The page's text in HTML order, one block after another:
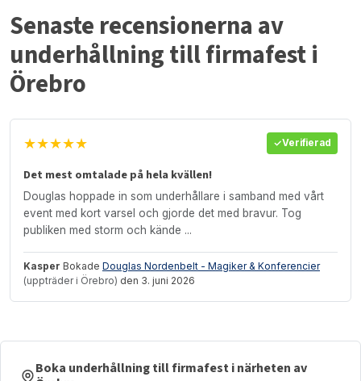
Senaste recensionerna av
underhållning till firmafest i
Örebro
★★★★★ Verifierad
Det mest omtalade på hela kvällen!
Douglas hoppade in som underhållare i samband med vårt
event med kort varsel och gjorde det med bravur. Tog
publiken med storm och kände ...
Kasper Bokade Douglas Nordenbelt - Magiker & Konferencier
(uppträder i Örebro) den 3. juni 2026
Boka underhållning till firmafest i närheten av